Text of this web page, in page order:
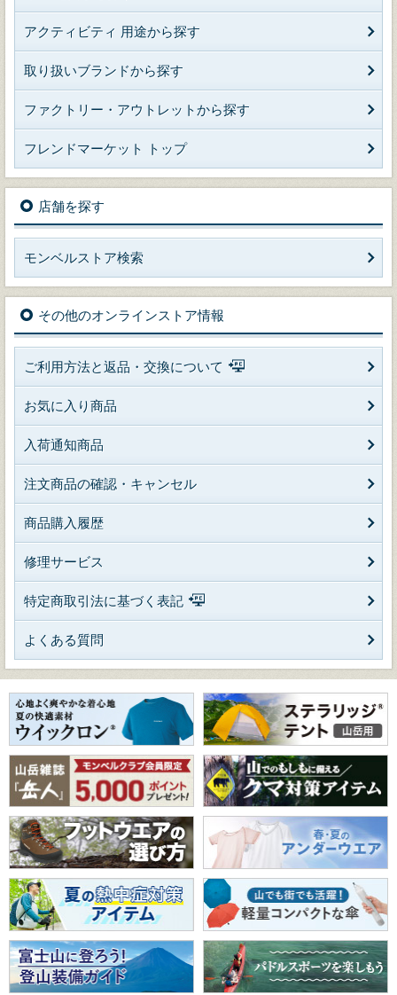
アクティビティ 用途から探す
取り扱いブランドから探す
ファクトリー・アウトレットから探す
フレンドマーケット トップ
店舗を探す
モンベルストア検索
その他のオンラインストア情報
ご利用方法と返品・交換について
お気に入り商品
入荷通知商品
注文商品の確認・キャンセル
商品購入履歴
修理サービス
特定商取引法に基づく表記
よくある質問